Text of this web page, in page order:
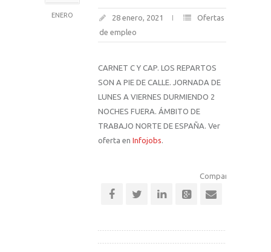
ENERO 28 enero, 2021
Ofertas
de empleo
CARNET C Y CAP. LOS REPARTOS
SON A PIE DE CALLE. JORNADA DE
LUNES A VIERNES DURMIENDO 2
NOCHES FUERA. ÁMBITO DE
TRABAJO NORTE DE ESPAÑA. Ver
oferta en Infojobs.
Comparte esta